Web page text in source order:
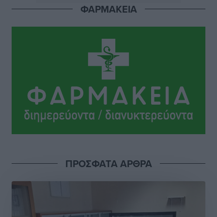
Αθλητικά• πριν 16 ώρες
Κλεάνθης: Έτοιμες οι κάρτες διαρκείας της νέας
Ατρόμητος Διμυλιάς: Ο Μαργαρίτης και μία
αδιαπραγμάτευτη φιλοσοφία
Παπαεμμανουήλ
ΦΑΡΜΑΚΕΙΑ
ΠΡΟΣΦΑΤΑ ΑΡΘΡΑ